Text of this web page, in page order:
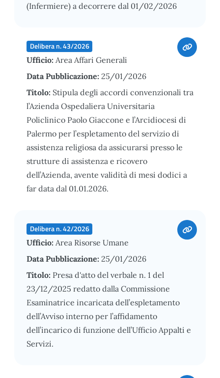
(Infermiere) a decorrere dal 01/02/2026
Delibera n. 43/2026
Ufficio: Area Affari Generali
Data Pubblicazione: 25/01/2026
Titolo: Stipula degli accordi convenzionali tra
l’Azienda Ospedaliera Universitaria
Policlinico Paolo Giaccone e l’Arcidiocesi di
Palermo per l’espletamento del servizio di
assistenza religiosa da assicurarsi presso le
strutture di assistenza e ricovero
dell’Azienda, avente validità di mesi dodici a
far data dal 01.01.2026.
Delibera n. 42/2026
Ufficio: Area Risorse Umane
Data Pubblicazione: 25/01/2026
Titolo: Presa d'atto del verbale n. 1 del
23/12/2025 redatto dalla Commissione
Esaminatrice incaricata dell’espletamento
dell’Avviso interno per l’affidamento
dell’incarico di funzione dell’Ufficio Appalti e
Servizi.